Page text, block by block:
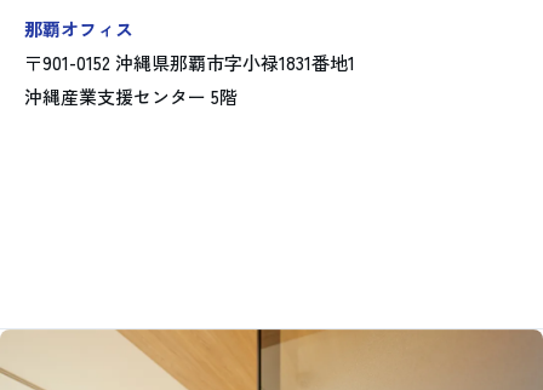
那覇オフィス
〒901-0152 沖縄県那覇市字小禄1831番地1
沖縄産業支援センター 5階